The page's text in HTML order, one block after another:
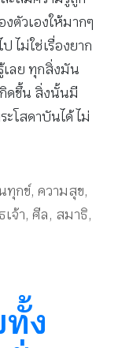
งตัวเองให้มากๆ
ไม่ใช่เรื่องยาก
ลย ทุกสิ่งมัน
ดขึ้น สิ่งนั้นมี
โสดาบันได้ ไม่
ทุกข์,ความสุข,
จ้า, ศีล, สมาธิ,
ง